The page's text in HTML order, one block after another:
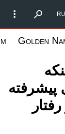
RU
Golden
پیشرفته